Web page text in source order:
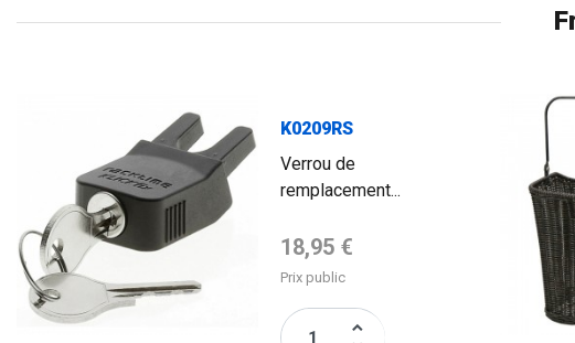
K0209RS
Verrou de
remplacement...
Prix de base
18,95 €
Prix public
keyboard_arrow_up